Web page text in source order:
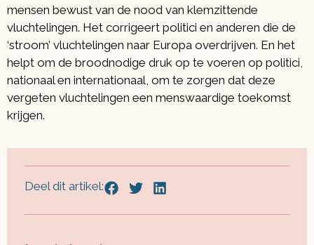
mensen bewust van de nood van klemzittende
vluchtelingen. Het corrigeert politici en anderen die de
‘stroom’ vluchtelingen naar Europa overdrijven. En het
helpt om de broodnodige druk op te voeren op politici,
nationaal en internationaal, om te zorgen dat deze
vergeten vluchtelingen een menswaardige toekomst
krijgen.
Deel dit artikel: